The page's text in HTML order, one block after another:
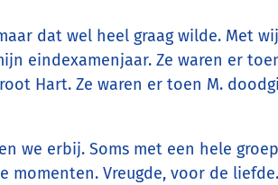
dat wel heel graag wilde. Met
eindexamenjaar. Ze waren er
Hart. Ze waren er toen M.
we erbij. Soms met een hele
Vreugde, voor de